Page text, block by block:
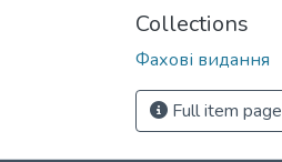
Collections
Фахові видання
Full item page